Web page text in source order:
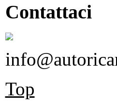
Contattaci
Top